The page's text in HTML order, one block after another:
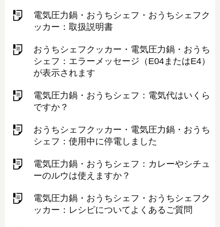
電気圧力鍋・おうちシェフ・おうちシェフク
ッカー：取扱説明書
おうちシェフクッカー・電気圧力鍋・おうち
シェフ：エラーメッセージ（E04またはE4）
が表示されます
電気圧力鍋・おうちシェフ：電気代はいくら
ですか？
おうちシェフクッカー・電気圧力鍋・おうち
シェフ：使用中に停電しました
電気圧力鍋・おうちシェフ：カレーやシチュ
ーのルウは使えますか？
電気圧力鍋・おうちシェフ・おうちシェフク
ッカー：レシピについてよくあるご質問